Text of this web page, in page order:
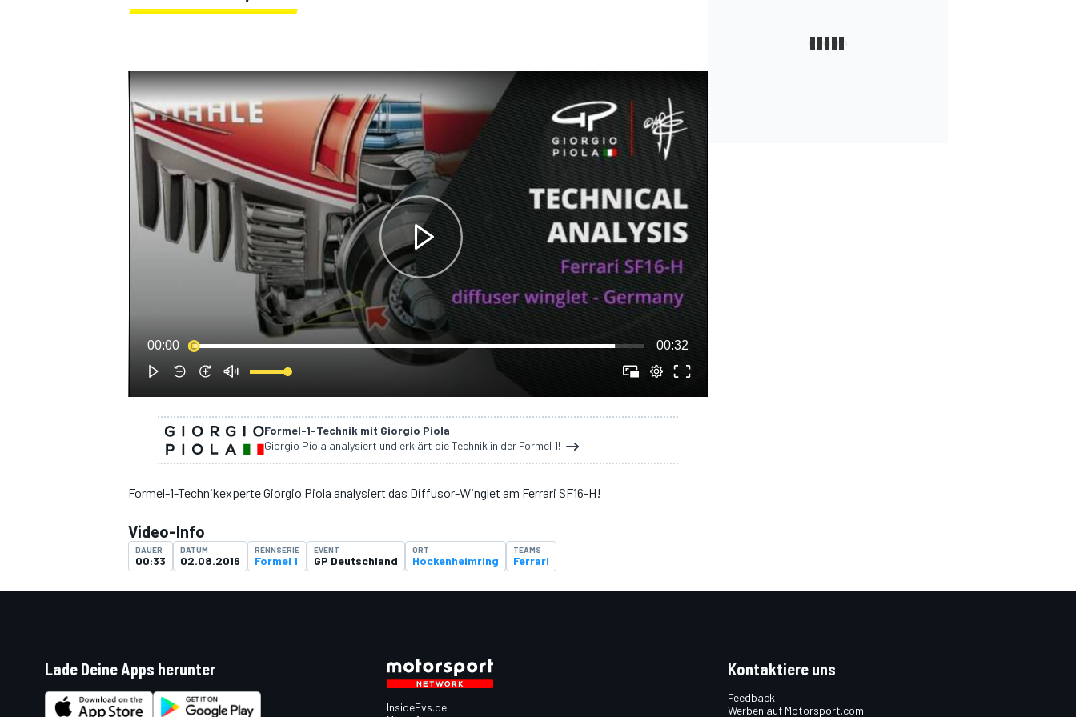
MOTOGP
00:00 00:32
Formel-1-Technik mit Giorgio Piola
Giorgio Piola analysiert und erklärt die Technik in der Formel 1!
Formel-1-Technikexperte Giorgio Piola analysiert das Diffusor-Winglet am Ferrari SF16-H!
Video-Info
DAUER
00:33
DATUM
02.08.2016
RENNSERIE
Formel 1
EVENT
GP Deutschland
ORT
Hockenheimring
TEAMS
Ferrari
Lade Deine Apps herunter
InsideEvs.de
Kontaktiere uns
Feedback
Werben auf Motorsport.com